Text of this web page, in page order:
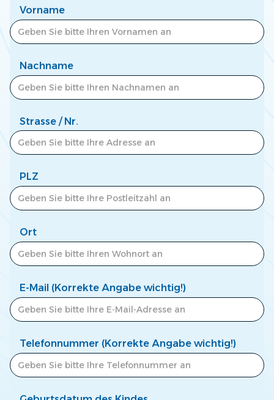
Mehr lesen
Zum Newscenter >
Vorname
Nachname
Strasse / Nr.
PLZ
Ort
E-Mail (Korrekte Angabe wichtig!)
Telefonnummer (Korrekte Angabe wichtig!)